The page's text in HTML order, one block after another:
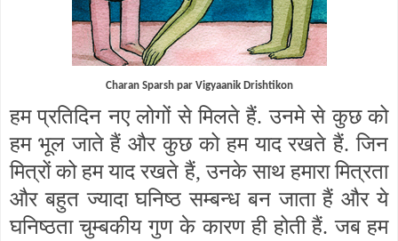
Charan Sparsh par Vigyaanik Drishtikon
हम प्रतिदिन नए लोगों से मिलते हैं. उनमे से कुछ को
हम भूल जाते हैं और कुछ को हम याद रखते हैं. जिन
मित्रों को हम याद रखते हैं,उनके साथ हमारा मित्रता
और बहुत ज्यादा घनिष्ठ सम्बन्ध बन जाता हैं और ये
घनिष्ठता चुम्बकीय गुण के कारण ही होती हैं. जब हम